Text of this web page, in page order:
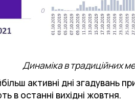
Динаміка в традиційних
активні дні згадувань
в останні вихідні жовтня.